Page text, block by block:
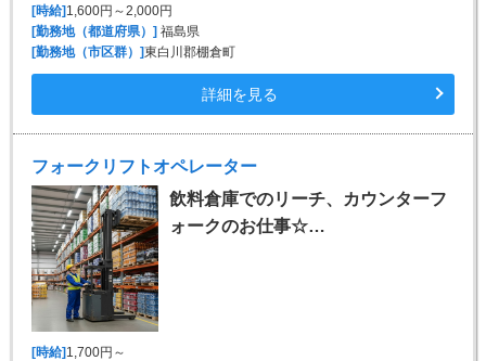
[時給]1,600円～2,000円
[勤務地（都道府県）]福島県
[勤務地（市区群）]東白川郡棚倉町
詳細を見る
フォークリフトオペレーター
飲料倉庫でのリーチ、カウンターフ
ォークのお仕事☆…
[時給]1,700円～